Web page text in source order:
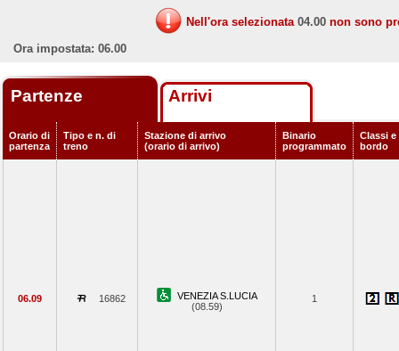
Nell'ora selezionata 04.00 non sono
Ora impostata: 06.00
Partenze Arrivi
Orario di
partenza
Tipo e n. di
treno
Stazione di arrivo
(orario di arrivo)
Binario
programmato
Classi e
bordo
06.09 16862
VENEZIA S.LUCIA
(08.59)
1